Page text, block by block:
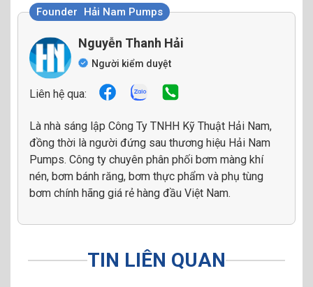
Founder Hải Nam Pumps
Nguyễn Thanh Hải
Người kiểm duyệt
Liên hệ qua:
Là nhà sáng lập Công Ty TNHH Kỹ Thuật Hải Nam,
đồng thời là người đứng sau thương hiệu Hải Nam
Pumps. Công ty chuyên phân phối bơm màng khí
nén, bơm bánh răng, bơm thực phẩm và phụ tùng
bơm chính hãng giá rẻ hàng đầu Việt Nam.
TIN LIÊN QUAN